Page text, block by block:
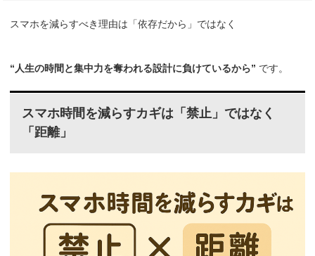
スマホを減らすべき理由は「依存だから」ではなく
“人生の時間と集中力を奪われる設計に負けているから” です。
スマホ時間を減らすカギは「禁止」ではなく
「距離」